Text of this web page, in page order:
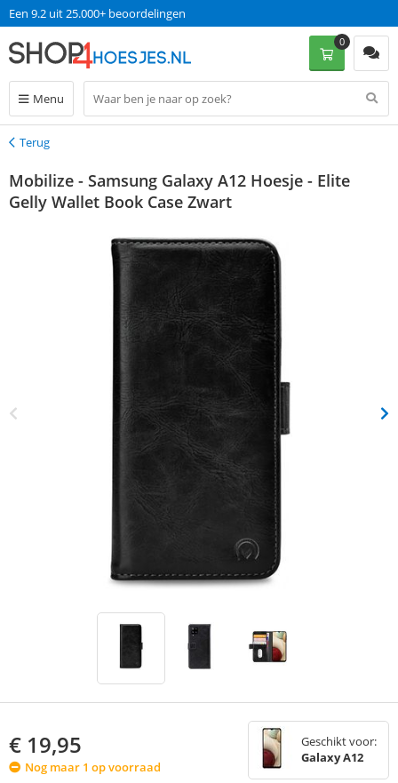
Een 9.2 uit 25.000+ beoordelingen
Menu
0
Terug
Terug
Mobilize - Samsung Galaxy A12 Hoesje - Elite
Gelly Wallet Book Case Zwart
€ 19,95
Nog maar 1 op voorraad
Geschikt voor:
Galaxy A12